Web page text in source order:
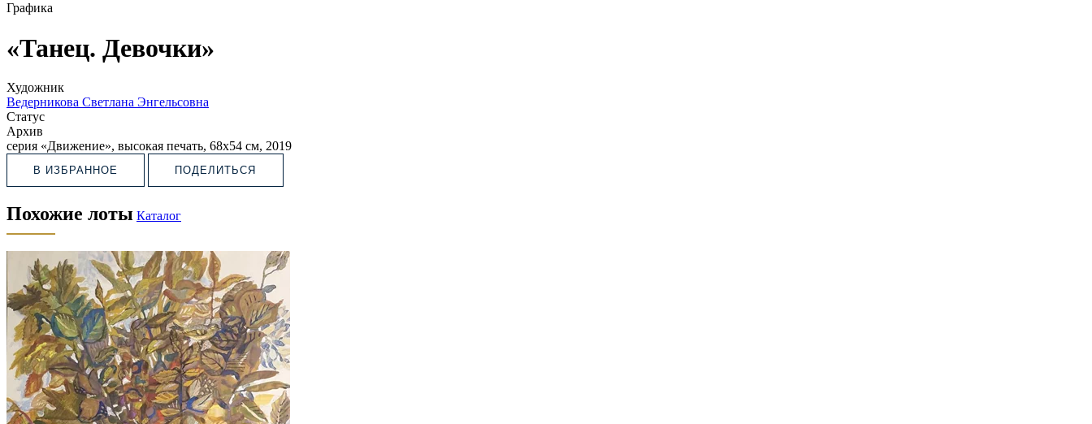
Графика
«Танец. Девочки»
Художник
Ведерникова Светлана Энгельсовна
Статус
Архив
серия «Движение», высокая печать, 68х54 см, 2019
В ИЗБРАННОЕ ПОДЕЛИТЬСЯ
Похожие лоты Каталог